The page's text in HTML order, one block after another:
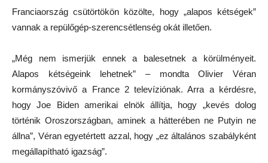
Franciaország csütörtökön közölte, hogy „alapos kétségek”
vannak a repülőgép-szerencsétlenség okát illetően.
„Még nem ismerjük ennek a balesetnek a körülményeit.
Alapos kétségeink lehetnek” – mondta Olivier Véran
kormányszóvivő a France 2 televíziónak. Arra a kérdésre,
hogy Joe Biden amerikai elnök állítja, hogy „kevés dolog
történik Oroszországban, aminek a hátterében ne Putyin ne
állna”, Véran egyetértett azzal, hogy „ez általános szabályként
megállapítható igazság”.